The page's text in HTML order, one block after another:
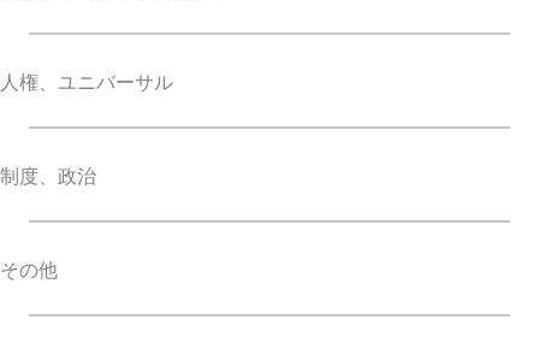
人権、ユニバーサル
制度、政治
その他